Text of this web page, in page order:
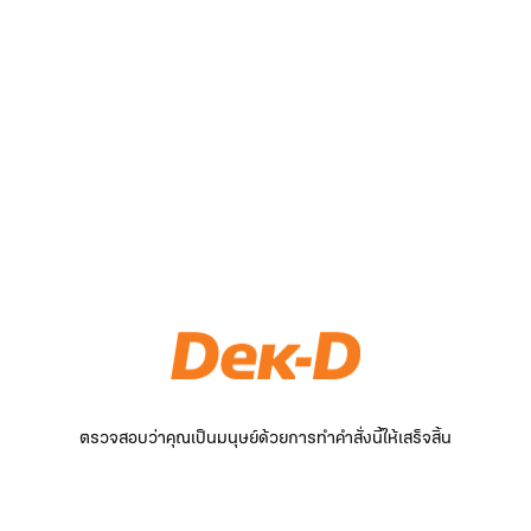
ตรวจสอบว่าคุณเป็นมนุษย์ด้วยการทำคำสั่งนี้ให้เสร็จสิ้น